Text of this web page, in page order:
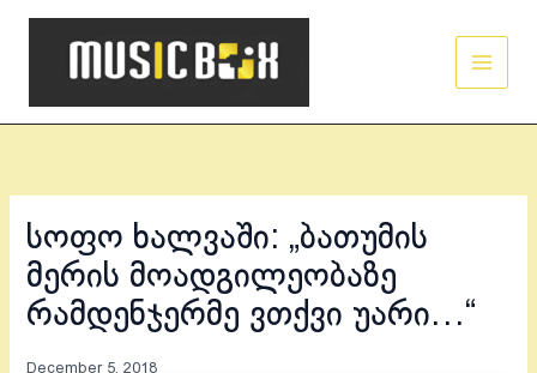
Skip
სოფო ხალვაში: „ბათუმის
მერის მოადგილეობაზე
რამდენჯერმე ვთქვი უარი…“
December 5, 2018